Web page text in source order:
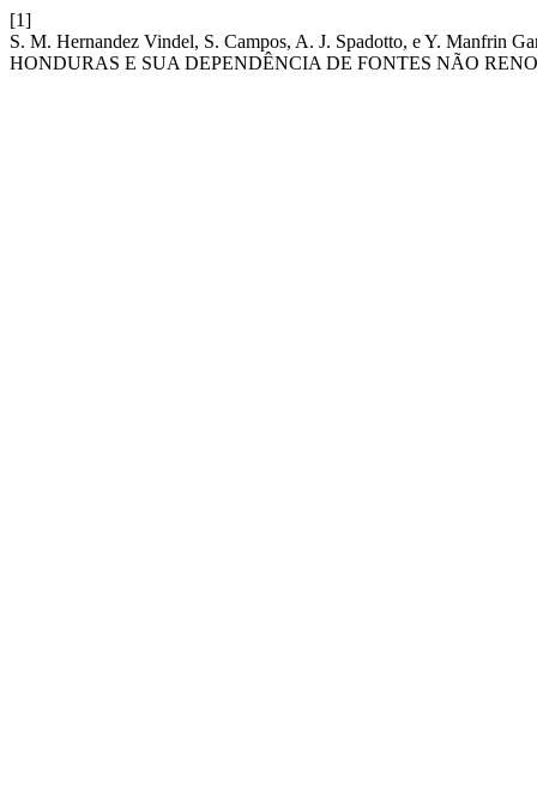
[1]
S. M. Hernandez Vindel, S. Campos, A. J. Spadotto, e Y.
HONDURAS E SUA DEPENDÊNCIA DE FONTES NÃO